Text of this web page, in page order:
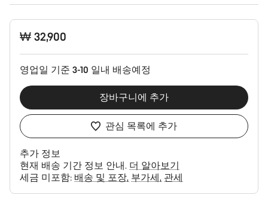
제
₩ 32,900
영업일 기준 3-10 일내 배송예정
장바구니에 추가
관심 목록에 추가
추가 정보
현재 배송 기간 정보 안내. 더 알아보기
세금 미포함: 배송 및 포장 부가세 관세